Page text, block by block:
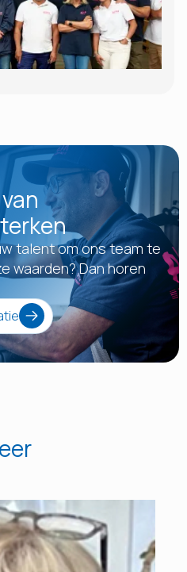
talent om ons team te
waarden? Dan horen